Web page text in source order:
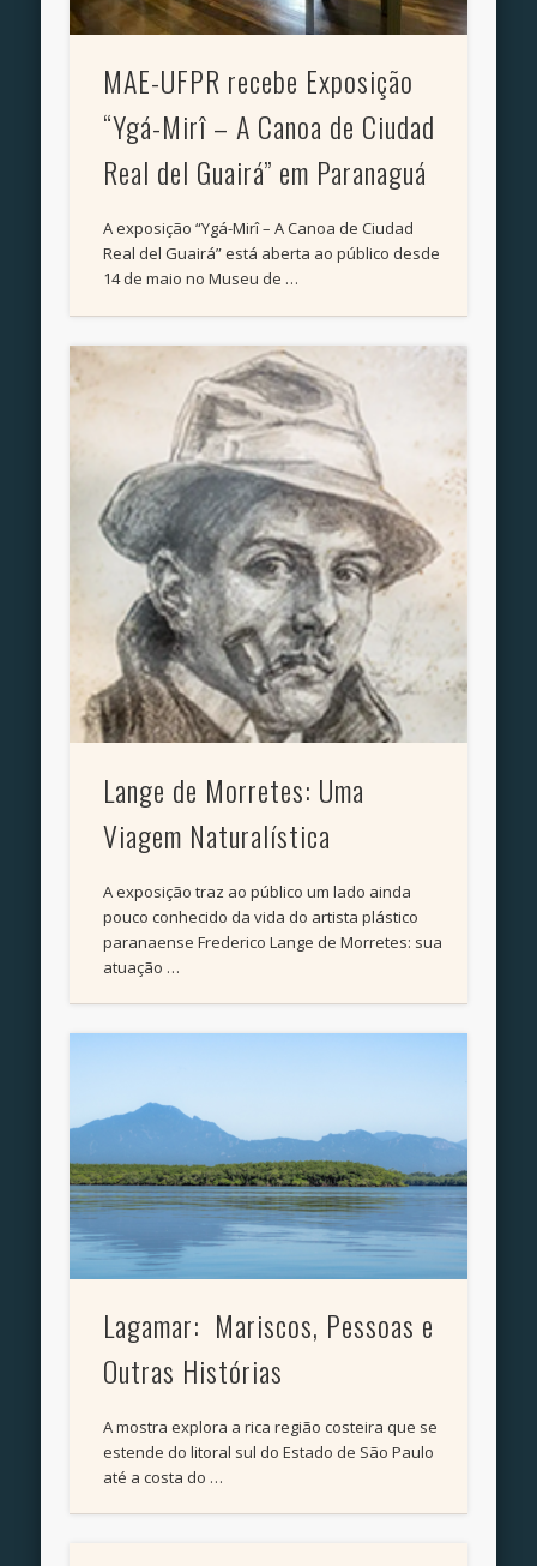
MAE-UFPR recebe Exposição
“Ygá-Mirî – A Canoa de Ciudad
Real del Guairá” em Paranaguá
A exposição “Ygá-Mirî – A Canoa de Ciudad
Real del Guairá” está aberta ao público desde
14 de maio no Museu de …
Lange de Morretes: Uma
Viagem Naturalística
A exposição traz ao público um lado ainda
pouco conhecido da vida do artista plástico
paranaense Frederico Lange de Morretes: sua
atuação …
Lagamar: Mariscos, Pessoas e
Outras Histórias
A mostra explora a rica região costeira que se
estende do litoral sul do Estado de São Paulo
até a costa do …